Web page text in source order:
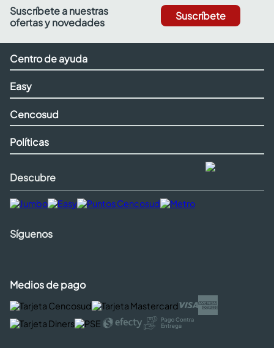
Suscríbete a nuestras
ofertas y novedades
Suscríbete
Centro de ayuda
Easy
Cencosud
Políticas
Descubre
Síguenos
Medios de pago